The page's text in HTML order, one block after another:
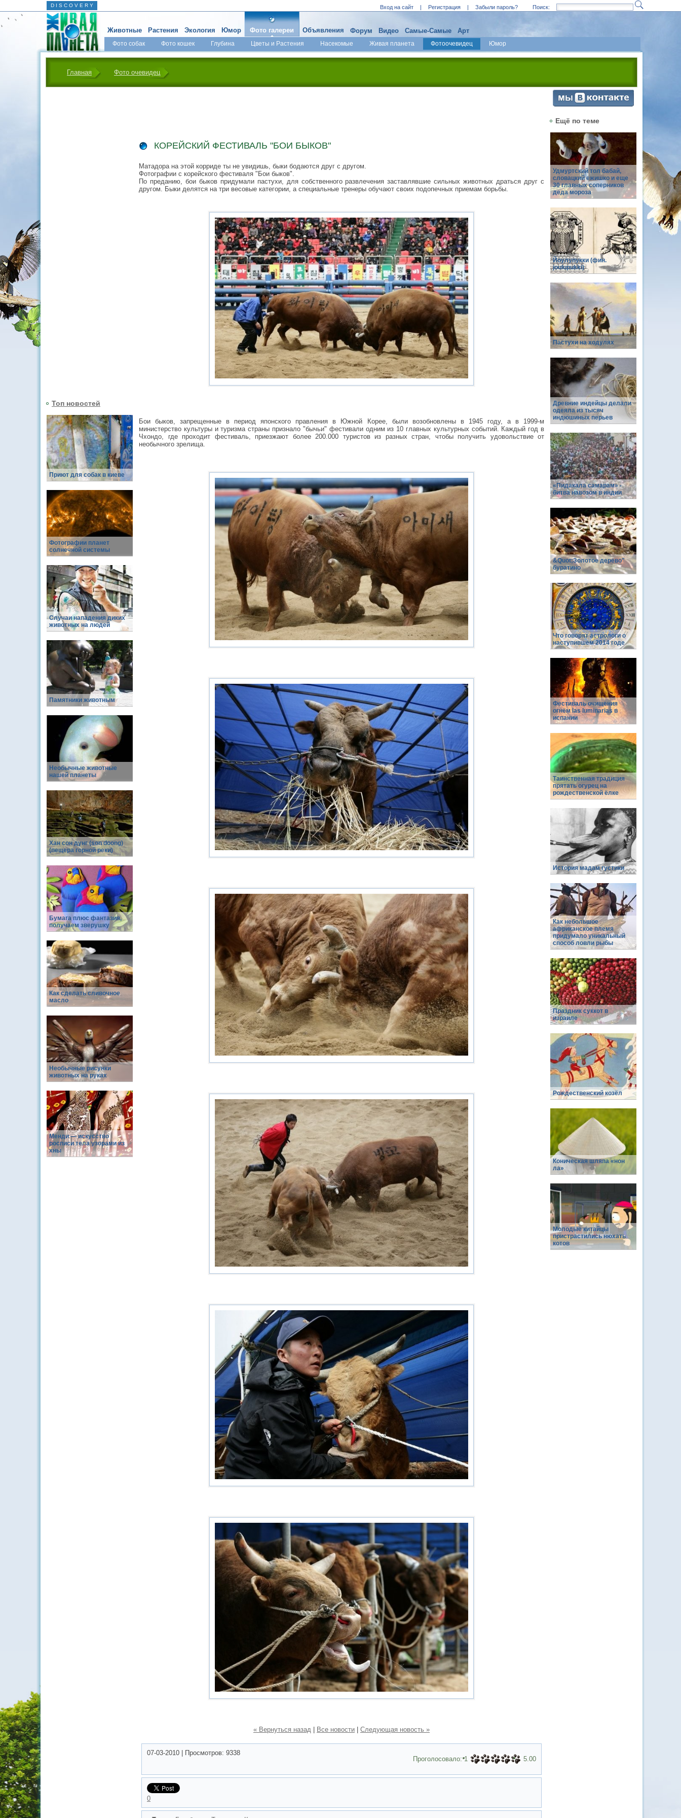
D I S C O V E R Y Вход на сайт | Регистрация | Забыли пароль? Поиск:
Животные Растения Экология Юмор Фото галереи
Фото собак Фото кошек Глубина Цветы и Растения Насекомые Живая планета Фотоочевидец Юмор
Объявления Форум Видео Самые-Самые Арт
Главная Фото очевидец
Топ новостей
Приют для собак в киеве
Фотографии планет
солнечной системы
Случаи нападения диких
животных на людей
Памятники животным
Необычные животные
нашей планеты
Хан сон дунг (son doong)
(пещера горной реки)
Бумага плюс фантазия,
получаем зверушку
Как сделать сливочное
масло
Необычные рисунки
животных на руках
Менди — искусство
росписи тела узорами из
хны
КОРЕЙСКИЙ ФЕСТИВАЛЬ "БОИ БЫКОВ"
Матадора на этой корриде ты не увидишь, быки бодаются друг с другом.
Фотографии с корейского фестиваля "Бои быков".
По преданию, бои быков придумали пастухи, для собственного развлечения заставлявшие сильных животных драться друг с
другом. Быки делятся на три весовые категории, а специальные тренеры обучают своих подопечных приемам борьбы.
Бои быков, запрещенные в период японского правления в Южной Корее, были возобновлены в 1945 году, а в 1999-м
министерство культуры и туризма страны признало "бычьи" фестивали одним из 10 главных культурных событий. Каждый год в
Чхондо, где проходит фестиваль, приезжают более 200.000 туристов из разных стран, чтобы получить удовольствие от
необычного зрелища.
« Вернуться назад Все новости Следующая новость »
07-03-2010 Просмотров: 9338
Проголосовало:1 5.00
0
Ещё по теме
Удмуртский тол бабай,
словацкий ежишко и еще
30 главных соперников
деда мороза
Йоулупукки (фин.
joulupukki)
Пастухи на ходулях
Древние индейцы делали
одеяла из тысяч
индюшиных перьев
«Пидакала самарам» -
битва навозом в индии
&Quot;Золотое дерево"
буратино
Что говорят астрологи о
наступившем 2014 годе
Фестиваль очищения
огнём las luminarias в
испании
Таинственная традиция
прятать огурец на
рождественской ёлке
История мадам густики
Как небольшое
африканское племя
придумало уникальный
способ ловли рыбы
Праздник суккот в
израиле
Рождественский козёл
Коническая шляпа «нон
ла»
Молодые китайцы
пристрастились нюхать
котов